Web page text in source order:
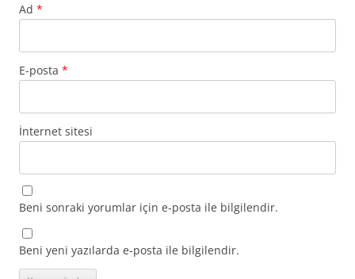
Ad *
E-posta *
İnternet sitesi
Beni sonraki yorumlar için e-posta ile bilgilendir.
Beni yeni yazılarda e-posta ile bilgilendir.